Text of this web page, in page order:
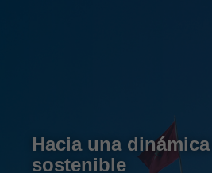
Hacia una
sostenible